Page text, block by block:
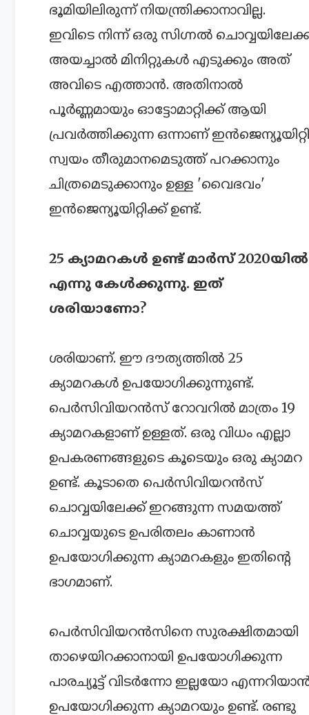
ഭൂമിയിലിരുന്ന് നിയന്ത്രിക്കാനാവില്ല.
ഇവിടെ നിന്ന് ഒരു സിഗ്നൽ
അയച്ചാൽ മിനിറ്റുകൾ എടുക്കും അത്
അവിടെ എത്താൻ. അതിനാൽ
പൂർണ്ണമായും ഓട്ടോമാറ്റിക്ക് ആയി
പ്രവർത്തിക്കുന്ന ഒന്നാണ്
സ്വയം തീരുമാനമെടുത്ത് പറക്കാനും
ചിത്രമെടുക്കാനും ഉള്ള 'വൈഭവം'
ഇൻജെന്യൂയിറ്റിക്ക് ഉണ്ട്.
25 ക്യാമറകൾ ഉണ്ട് മാർസ് 2020യിൽ
എന്നു കേൾക്കുന്നു. ഇത്
ശരിയാണോ?
ശരിയാണ്. ഈ ദൗത്യത്തിൽ 25
ക്യാമറകൾ ഉപയോഗിക്കുന്നുണ്ട്.
പെർസിവിയറൻസ് റോവറിൽ മാത്രം 19
ക്യാമറകളാണ് ഉള്ളത്. ഒരു വിധം എല്ലാ
ഉപകരണങ്ങളുടെ കൂടെയും ഒരു ക്യാമറ
ഉണ്ട്. കൂടാതെ പെർസിവിയറൻസ്
ചൊവ്വയിലേക്ക് ഇറങ്ങുന്ന സമയത്ത്
ചൊവ്വയുടെ ഉപരിതലം കാണാൻ
ഉപയോഗിക്കുന്ന ക്യാമറകളും ഇതിന്റെ
ഭാഗമാണ്.
പെർസിവിയറൻസിനെ സുരക്ഷിതമായി
താഴെയിറക്കാനായി ഉപയോഗിക്കുന്ന
പാരച്യൂട്ട് വിടർന്നോ ഇല്ലയോ
ഉപയോഗിക്കുന്ന ക്യാമറയും ഉണ്ട്. രണ്ടു